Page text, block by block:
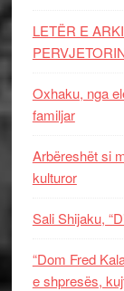
LETËR E
Oxhaku, nga
familjar
Arbëreshët si
kulturor
Sali Shijaku,
“Dom Fred
e shpresës,